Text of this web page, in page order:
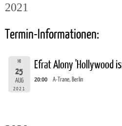
2021
Termin-Informationen:
MI
25
AUG
2021
Efrat Alony 'Hollywood
20:00 A-Trane, Berlin